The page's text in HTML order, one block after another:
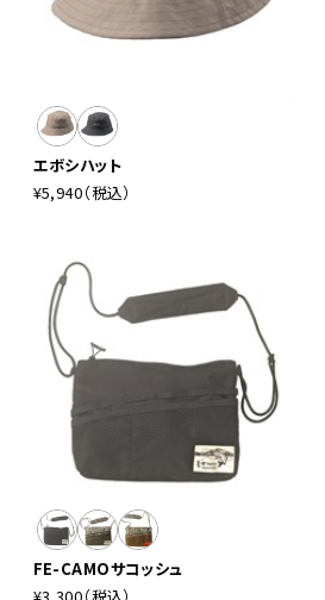
エボシハット
¥5,940（税込）
FE-CAMOサコッシュ